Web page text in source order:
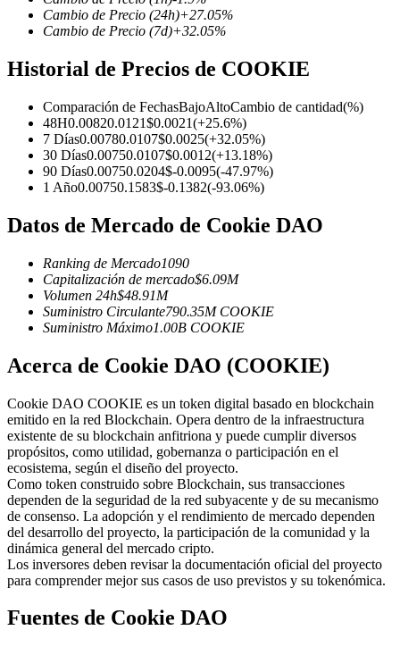
Futuros del USDC
Futuros que utilizan USDC como garantía
Copiar Trading
Únete a los mejores traders
Conviértete en un Trader de Copia
Cambio de Precio (24h)+27.05%
Cambio de Precio (7d)+32.05%
Historial de Precios de COOKIE
Comparación de FechasBajoAltoCambio de cantidad(%)
48H0.00820.0121$0.0021(+25.6%)
7 Días0.00780.0107$0.0025(+32.05%)
30 Días0.00750.0107$0.0012(+13.18%)
90 Días0.00750.0204$-0.0095(-47.97%)
1 Año0.00750.1583$-0.1382(-93.06%)
Datos de Mercado de Cookie DAO
Ranking de Mercado1090
Capitalización de mercado$6.09M
Volumen 24h$48.91M
Suministro Circulante790.35M COOKIE
Suministro Máximo1.00B COOKIE
Acerca de Cookie DAO (COOKIE)
Cookie DAO COOKIE es un token digital basado en blockchain
emitido en la red Blockchain. Opera dentro de la infraestructura
existente de su blockchain anfitriona y puede cumplir diversos
propósitos, como utilidad, gobernanza o participación en el
ecosistema, según el diseño del proyecto.
Como token construido sobre Blockchain, sus transacciones
dependen de la seguridad de la red subyacente y de su mecanismo
de consenso. La adopción y el rendimiento de mercado dependen
del desarrollo del proyecto, la participación de la comunidad y la
dinámica general del mercado cripto.
Los inversores deben revisar la documentación oficial del proyecto
para comprender mejor sus casos de uso previstos y su tokenómica.
Fuentes de Cookie DAO